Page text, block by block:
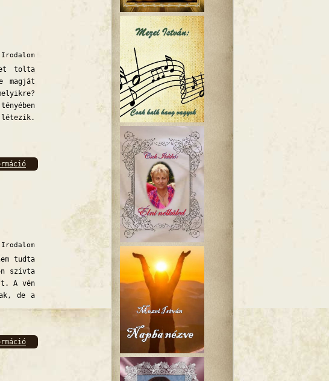
Irodalom
tolta
magját
Filozófia tartalommal kapcsolatosan
Irodalom
tudta
szívta
A vén
de a
Eső után tartalommal kapcsolatosan